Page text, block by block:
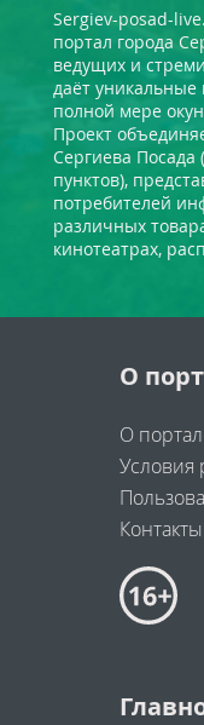
Sergiev-posad-
портал города
ведущих и
даёт уникальные
полной мере
Проект
Сергиева
пунктов),
потребителей
различных
кинотеатрах,
О
О
Условия
Контакты